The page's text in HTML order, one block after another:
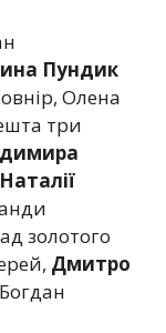
Пундик
Олена
три
Наталії
золотого
Дмитро